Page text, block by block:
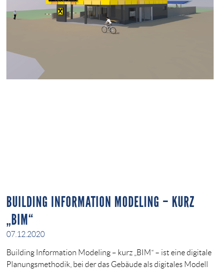
BUILDING INFORMATION MODELING – KURZ
„BIM“
07.12.2020
Building Information Modeling – kurz „BIM“ – ist eine digitale
Planungsmethodik, bei der das Gebäude als digitales Modell